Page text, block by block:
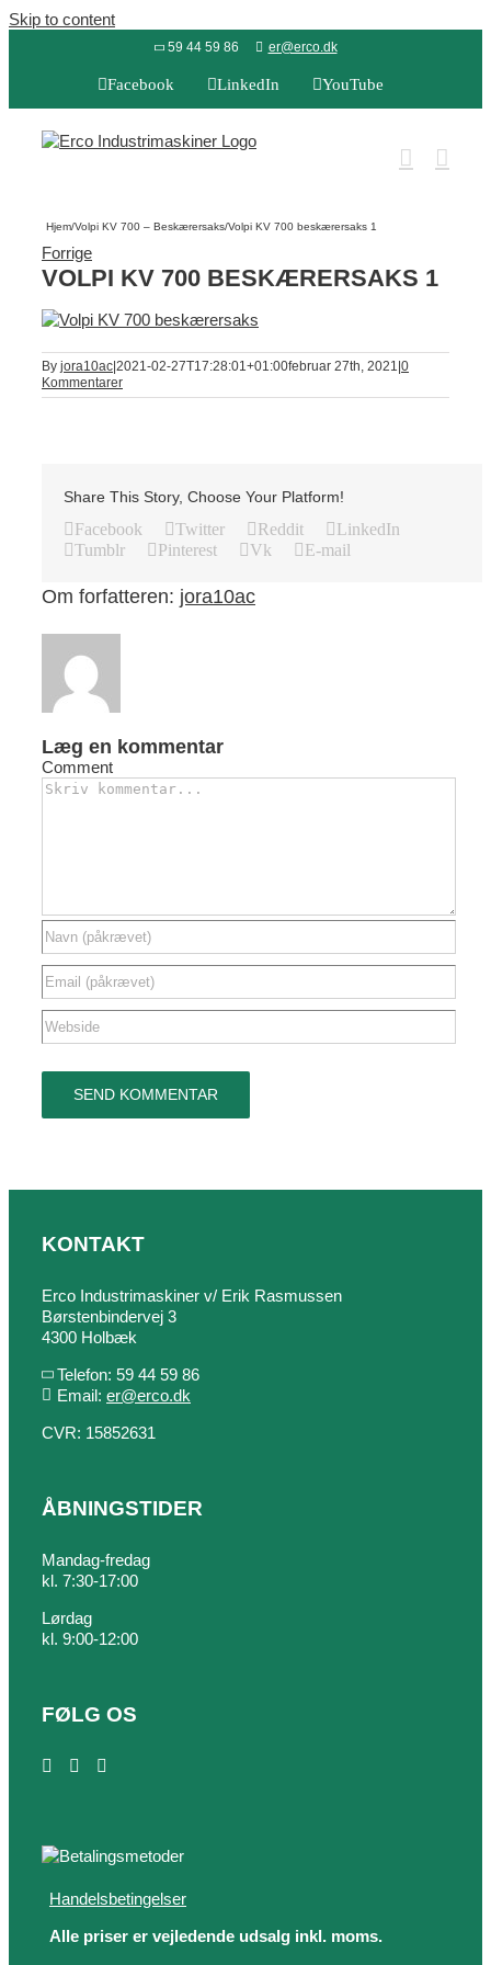
Skip to content
59 44 59 86 er@erco.dk
Facebook LinkedIn YouTube
Hjem/Volpi KV 700 – Beskærersaks/Volpi KV 700 beskærersaks 1
Forrige
VOLPI KV 700 BESKÆRERSAKS 1
By jora10ac 2021-02-27T17:28:01+01:00februar 27th, 2021 0
Kommentarer
Share This Story, Choose Your Platform!
Facebook Twitter Reddit
LinkedIn
Tumblr
Pinterest Vk E-mail
Om forfatteren: jora10ac
Læg en kommentar
Comment
KONTAKT
Erco Industrimaskiner v/ Erik Rasmussen
Børstenbindervej 3
4300 Holbæk
Telefon: 59 44 59 86
Email: er@erco.dk
CVR: 15852631
ÅBNINGSTIDER
Mandag-fredag
kl. 7:30-17:00
Lørdag
kl. 9:00-12:00
FØLG OS
Handelsbetingelser
Alle priser er vejledende udsalg inkl. moms.